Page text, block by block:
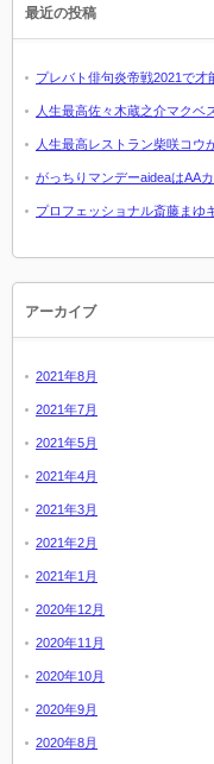
最近の投稿
プレバト俳句炎帝戦2021で才
人生最高佐々木蔵之介マクベ
人生最高レストラン柴咲コウ
がっちりマンデーaideaはAA
プロフェッショナル斎藤まゆ
アーカイブ
2021年8月
2021年7月
2021年5月
2021年4月
2021年3月
2021年2月
2021年1月
2020年12月
2020年11月
2020年10月
2020年9月
2020年8月